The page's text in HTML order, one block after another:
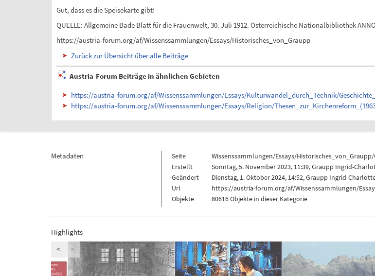
Gut, dass es die Speisekarte gibt!
QUELLE: Allgemeine Bade Blatt für die Frauenwelt, 30. Juli 1912. Österreichische Nationalbibliothek
https://austria-forum.org/af/Wissenssammlungen/Essays/Historisches_von_Graupp
Zurück zur Übersicht über alle Beiträge
Austria-Forum Beiträge in ähnlichen Gebieten
https://austria-forum.org/af/Wissenssammlungen/Essays/Kulturwandel_durch_Technik/
https://austria-forum.org/af/Wissenssammlungen/Essays/Religion/
Metadaten Seite
Wissenssammlungen/Essays/Historisches_von_Graupp/
Erstellt
Sonntag, 5. November 2023, 11:39,Graupp Ingrid-
Geändert
Dienstag, 1. Oktober 2024, 14:52,Graupp Ingrid-
Url
https://austria-forum.org/af/Wissenssammlungen/
Objekte
80616 Objekte in dieser Kategorie
Highlights
< >